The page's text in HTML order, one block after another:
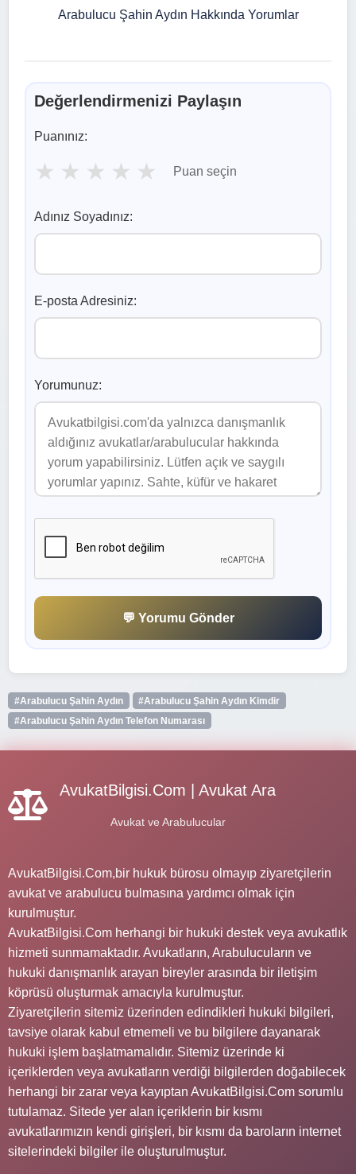
Arabulucu Şahin Aydın Hakkında Yorumlar
Değerlendirmenizi Paylaşın
Puanınız:
★ ★ ★ ★ ★ Puan seçin
Adınız Soyadınız:
E-posta Adresiniz:
Yorumunuz:
💬 Yorumu Gönder
#Arabulucu Şahin Aydın
#Arabulucu Şahin Aydın Kimdir
#Arabulucu Şahin Aydın Telefon Numarası
AvukatBilgisi.Com | Avukat Ara
Avukat ve Arabulucular
AvukatBilgisi.Com,bir hukuk bürosu olmayıp ziyaretçilerin
avukat ve arabulucu bulmasına yardımcı olmak için
kurulmuştur.
AvukatBilgisi.Com herhangi bir hukuki destek veya avukatlık
hizmeti sunmamaktadır. Avukatların, Arabulucuların ve
hukuki danışmanlık arayan bireyler arasında bir iletişim
köprüsü oluşturmak amacıyla kurulmuştur.
Ziyaretçilerin sitemiz üzerinden edindikleri hukuki bilgileri,
tavsiye olarak kabul etmemeli ve bu bilgilere dayanarak
hukuki işlem başlatmamalıdır. Sitemiz üzerinde ki
içeriklerden veya avukatların verdiği bilgilerden doğabilecek
herhangi bir zarar veya kayıptan AvukatBilgisi.Com sorumlu
tutulamaz. Sitede yer alan içeriklerin bir kısmı
avukatlarımızın kendi girişleri, bir kısmı da baroların internet
sitelerindeki bilgiler ile oluşturulmuştur.